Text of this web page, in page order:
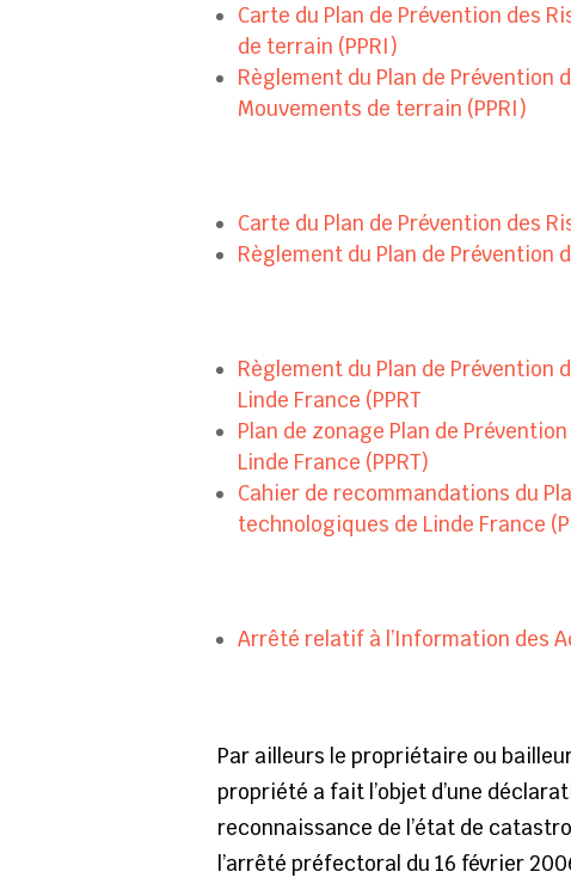
Carte du Plan de Prévention des
de terrain (PPRI)
Règlement du Plan de Prévention
Mouvements de terrain (PPRI)
Carte du Plan de Prévention des
Règlement du Plan de Prévention
Règlement du Plan de Prévention
Linde France (PPRT
Plan de zonage Plan de
Linde France (PPRT)
Cahier de recommandations du
technologiques de Linde France
Arrêté relatif à l’Information des
Par ailleurs le propriétaire ou
propriété a fait l’objet d’une
reconnaissance de l’état de
l’arrêté préfectoral du 16 février